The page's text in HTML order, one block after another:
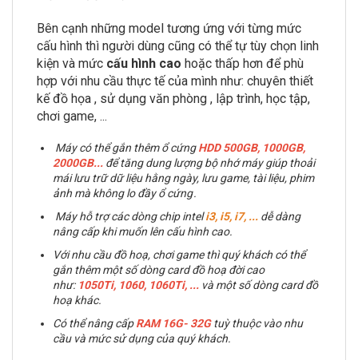
Bên cạnh những model tương ứng với từng mức
cấu hình thì người dùng cũng có thể tự tùy chọn linh
kiện và mức cấu hình cao hoặc thấp hơn để phù
hợp với nhu cầu thực tế của mình như: chuyên thiết
kế đồ họa , sử dụng văn phòng , lập trình, học tập,
chơi game, ...
Máy có thể gắn thêm ổ cứngHDD 500GB, 1000GB,
2000GB... để tăng dung lượng bộ nhớ máy giúp thoải
mái lưu trữ dữ liệu hằng ngày, lưu game, tài liệu, phim
ảnh mà không lo đầy ổ cứng .
Máy hỗ trợ các dòng chip inteli3, i5, i7, ... dễ dàng
nâng cấp khi muốn lên cấu hình cao.
Với nhu cầu đồ hoạ, chơi game thì quý khách có thể
gắn thêm một số dòng card đồ hoạ đời cao
như: 1050Ti, 1060, 1060Ti, ... và một số dòng card đồ
hoạ khác.
Có thể nâng cấpRAM 16G- 32G tuỳ thuộc vào nhu
cầu và mức sử dụng của quý khách.